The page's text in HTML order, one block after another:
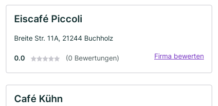
Eiscafé Piccoli
Breite Str. 11A, 21244 Buchholz
0.0 (0 Bewertungen) Firma bewerten
Café Kühn